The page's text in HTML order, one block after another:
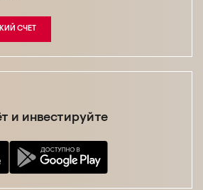
СЧЕТ
и инвестируйте